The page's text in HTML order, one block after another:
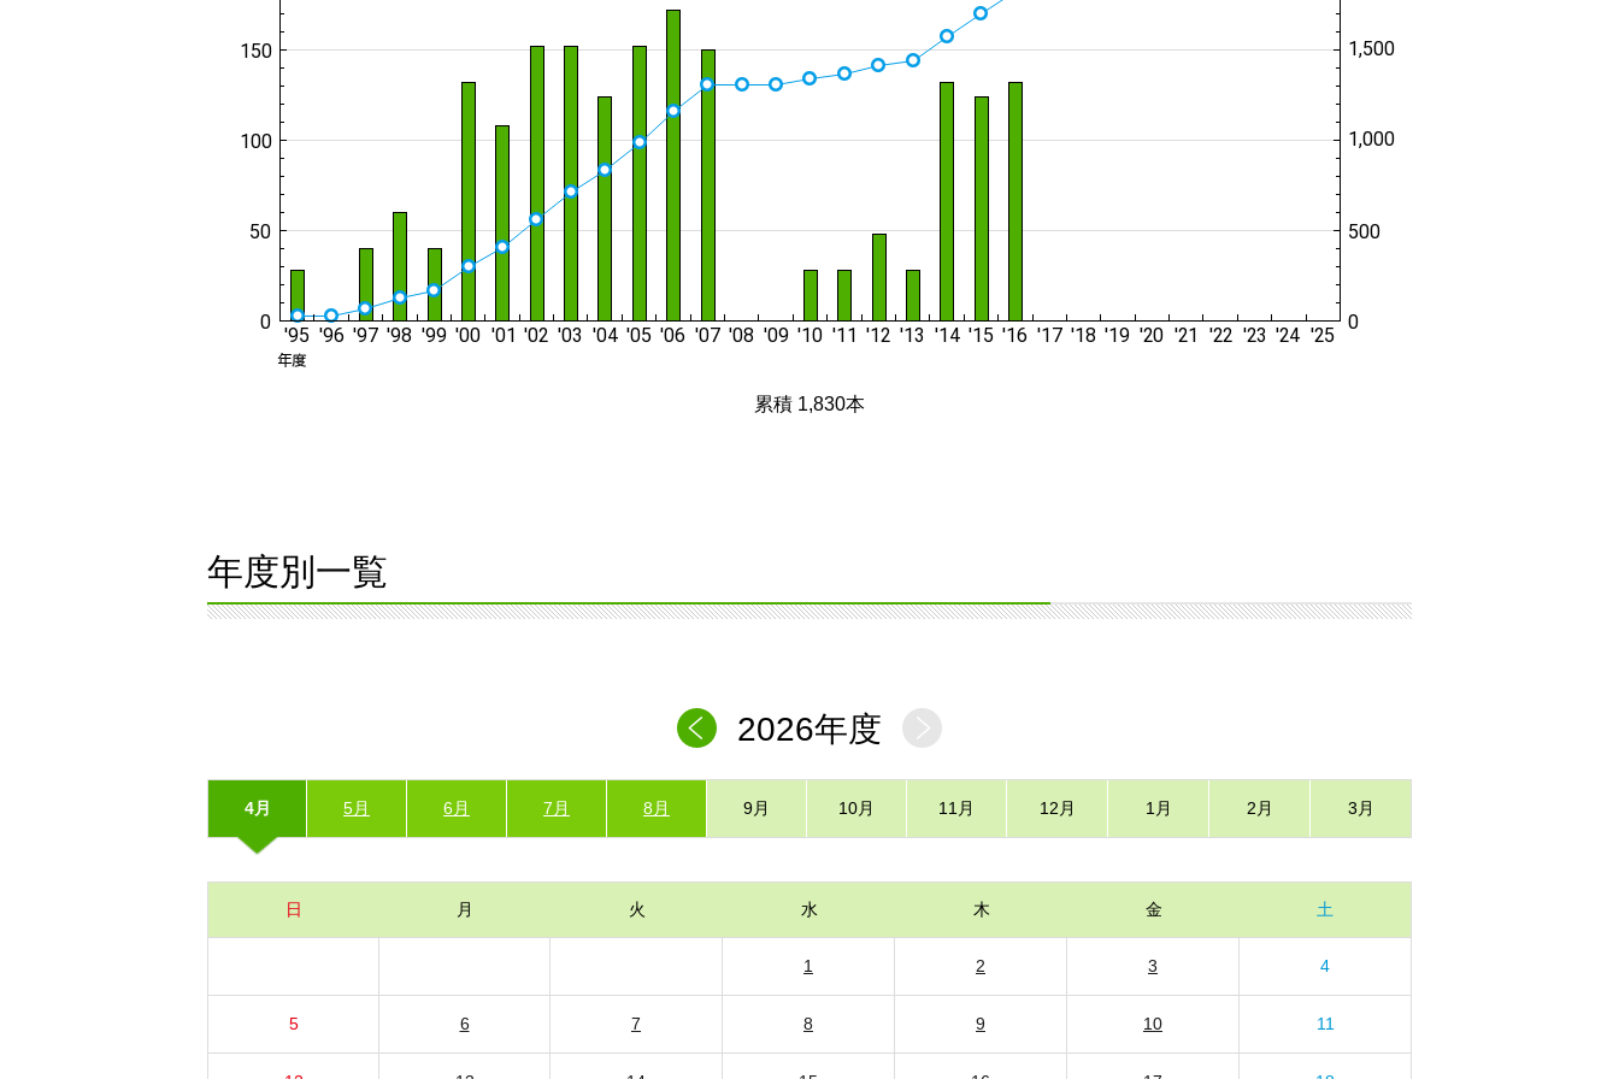
累積 1,830本
年度別一覧
2026年度
4月 5月 6月 7月 8月 9月 10月 11月 12月 1月 2月 3月
日 月 火 水 木 金 土
1 2 3 4
5 6 7 8 9 10 11